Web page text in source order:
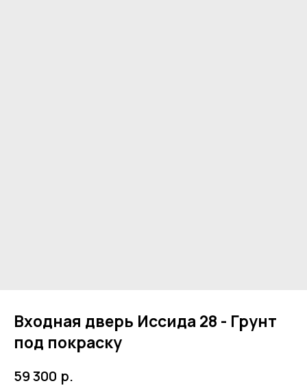
Входная дверь Иссида 28 - Грунт
под покраску
59 300 р.